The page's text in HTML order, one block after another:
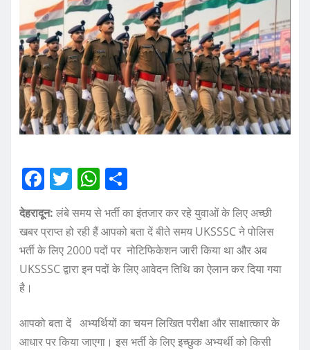
F
c
e
b
k
T
it
te
r
W
h
at
s
A
p
h
a
re
देहरादून: लंबे समय से भर्ती का इंतजार कर रहे युवाओं के लिए अच्छी
खबर प्राप्त हो रही हैं आपको बता दें बीते समय UKSSSC ने पोलिस
भर्ती के लिए 2000 पदों पर नोटिफिकेशन जारी किया था और अब
UKSSSC द्वारा इन पदों के लिए आवेदन तिथि का ऐलान कर दिया गया
है।
आपको बता दें अभ्यर्थियों का चयन लिखित परीक्षा और साक्षात्कार के
आधार पर किया जाएगा। इस भर्ती के लिए इच्छुक अभ्यर्थी को किसी